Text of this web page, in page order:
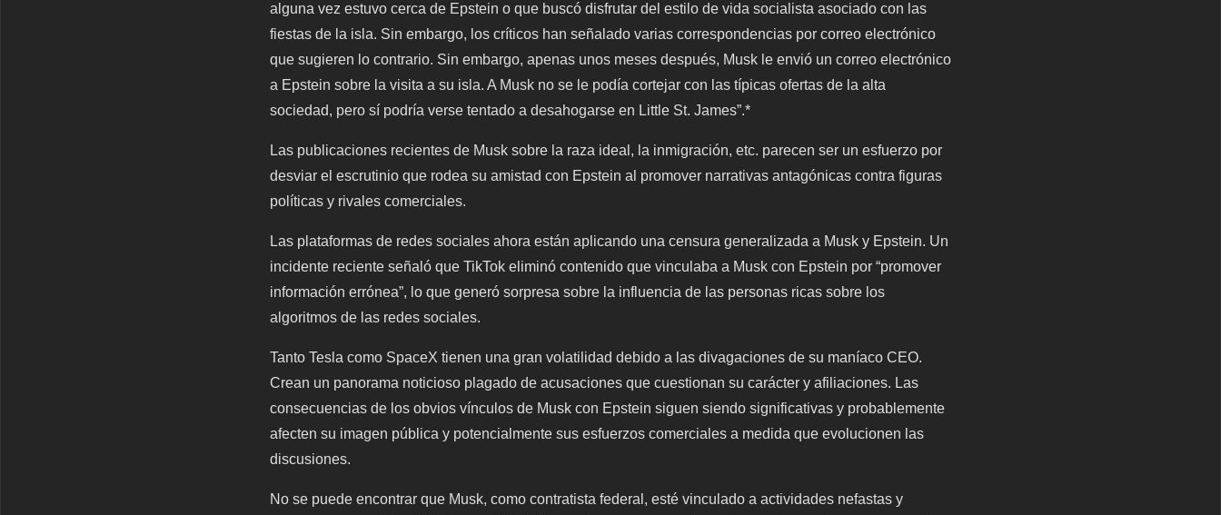
alguna vez estuvo cerca de Epstein o que buscó disfrutar del estilo de vida socialista asociado con las
fiestas de la isla. Sin embargo, los críticos han señalado varias correspondencias por correo electrónico
que sugieren lo contrario. Sin embargo, apenas unos meses después, Musk le envió un correo electrónico
a Epstein sobre la visita a su isla. A Musk no se le podía cortejar con las típicas ofertas de la alta
sociedad, pero sí podría verse tentado a desahogarse en Little St. James”.*
Las publicaciones recientes de Musk sobre la raza ideal, la inmigración, etc. parecen ser un esfuerzo por
desviar el escrutinio que rodea su amistad con Epstein al promover narrativas antagónicas contra figuras
políticas y rivales comerciales.
Las plataformas de redes sociales ahora están aplicando una censura generalizada a Musk y Epstein. Un
incidente reciente señaló que TikTok eliminó contenido que vinculaba a Musk con Epstein por “promover
información errónea”, lo que generó sorpresa sobre la influencia de las personas ricas sobre los
algoritmos de las redes sociales.
Tanto Tesla como SpaceX tienen una gran volatilidad debido a las divagaciones de su maníaco CEO.
Crean un panorama noticioso plagado de acusaciones que cuestionan su carácter y afiliaciones. Las
consecuencias de los obvios vínculos de Musk con Epstein siguen siendo significativas y probablemente
afecten su imagen pública y potencialmente sus esfuerzos comerciales a medida que evolucionen las
discusiones.
No se puede encontrar que Musk, como contratista federal, esté vinculado a actividades nefastas y